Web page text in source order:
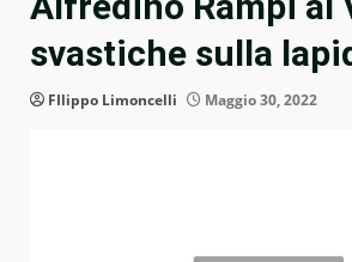
svastiche sulla
FIlippo Limoncelli Maggio 30, 2022